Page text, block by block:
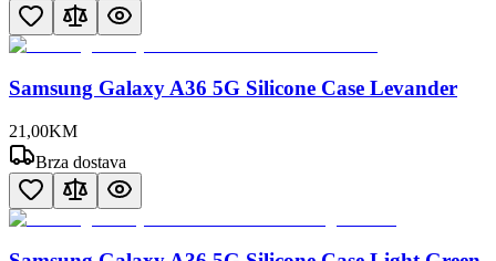
Samsung Galaxy A36 5G Silicone Case Levander
21 ,00KM
Brza dostava